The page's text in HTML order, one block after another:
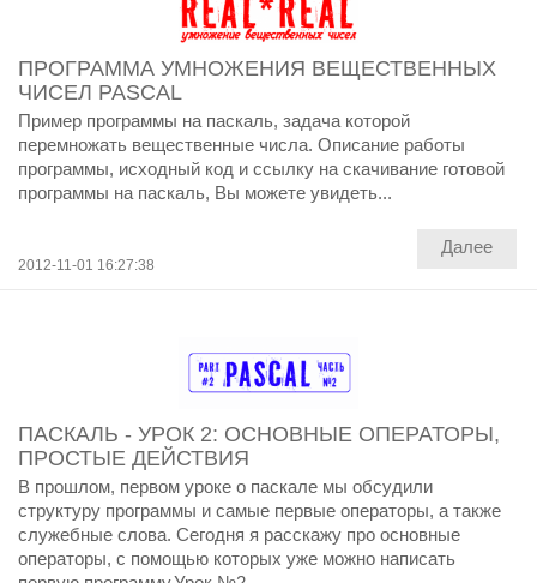
ПРОГРАММА УМНОЖЕНИЯ ВЕЩЕСТВЕННЫХ
ЧИСЕЛ PASCAL
Пример программы на паскаль, задача которой
перемножать вещественные числа. Описание работы
программы, исходный код и ссылку на скачивание готовой
программы на паскаль, Вы можете увидеть...
2012-11-01 16:27:38
Далее
ПАСКАЛЬ - УРОК 2: ОСНОВНЫЕ ОПЕРАТОРЫ,
ПРОСТЫЕ ДЕЙСТВИЯ
В прошлом, первом уроке о паскале мы обсудили
структуру программы и самые первые операторы, а также
служебные слова. Сегодня я расскажу про основные
операторы, с помощью которых уже можно написать